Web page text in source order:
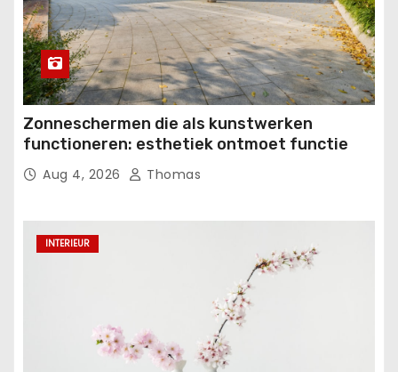
Zonneschermen die als kunstwerken
functioneren: esthetiek ontmoet functie
Aug 4, 2026 Thomas
INTERIEUR